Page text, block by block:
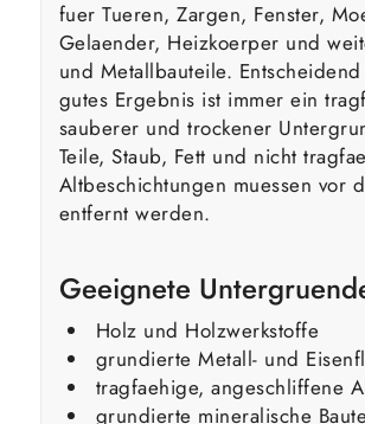
fuer Tueren, Zargen, Fenster,
Gelaender, Heizkoerper und
und Metallbauteile.
gutes Ergebnis ist immer ein
sauberer und trockener
Teile, Staub, Fett und nicht
Altbeschichtungen muessen vor
entfernt werden.
Geeignete
Holz und Holzwerkstoffe
grundierte Metall- und
tragfaehige, angeschliffene
grundierte mineralische